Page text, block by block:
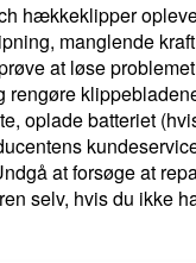
hækkeklipper
manglende
at løse
rengøre
oplade batteriet
at forsøge at
selv, hvis du ikke